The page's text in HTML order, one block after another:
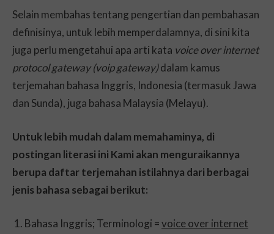
Selain membahas tentang pengertian dan pembahasan
definisinya, untuk lebih memperdalamnya, di sini kita
juga perlu mengetahui apa arti kata voice over internet
protocol gateway (voip gateway)dalam kamus
terjemahan bahasa Inggris, Indonesia (termasuk Jawa
dan Sunda), juga bahasa Malaysia (Melayu).
Untuk lebih mudah dalam memahaminya, di
postingan literasi ini Kami akan menguraikannya
berupa daftar terjemahan istilahnya dari berbagai
jenis bahasa sebagai berikut:
Bahasa Inggris; Terminologi =voice over internet